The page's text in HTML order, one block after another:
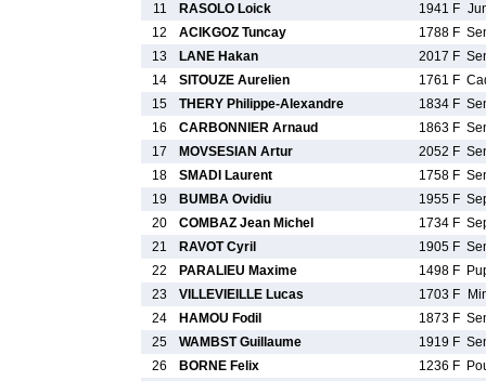
11
RASOLO Loick 1941 F
12
ACIKGOZ Tuncay 1788 F
13
LANE Hakan 2017 F
14
SITOUZE Aurelien 1761 F
15
THERY Philippe-Alexandre 1834 F
16
CARBONNIER Arnaud 1863 F
17
MOVSESIAN Artur 2052 F
18
SMADI Laurent 1758 F
19
BUMBA Ovidiu 1955 F
20
COMBAZ Jean Michel 1734 F
21
RAVOT Cyril 1905 F
22
PARALIEU Maxime 1498 F
23
VILLEVIEILLE Lucas 1703 F
24
HAMOU Fodil 1873 F
25
WAMBST Guillaume 1919 F
26
BORNE Felix 1236 F